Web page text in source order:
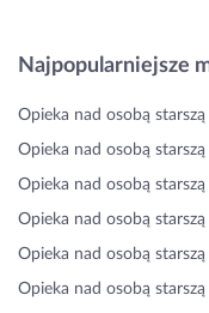
Najpopularniejsze
Opieka nad osobą
Opieka nad osobą
Opieka nad osobą
Opieka nad osobą
Opieka nad osobą
Opieka nad osobą